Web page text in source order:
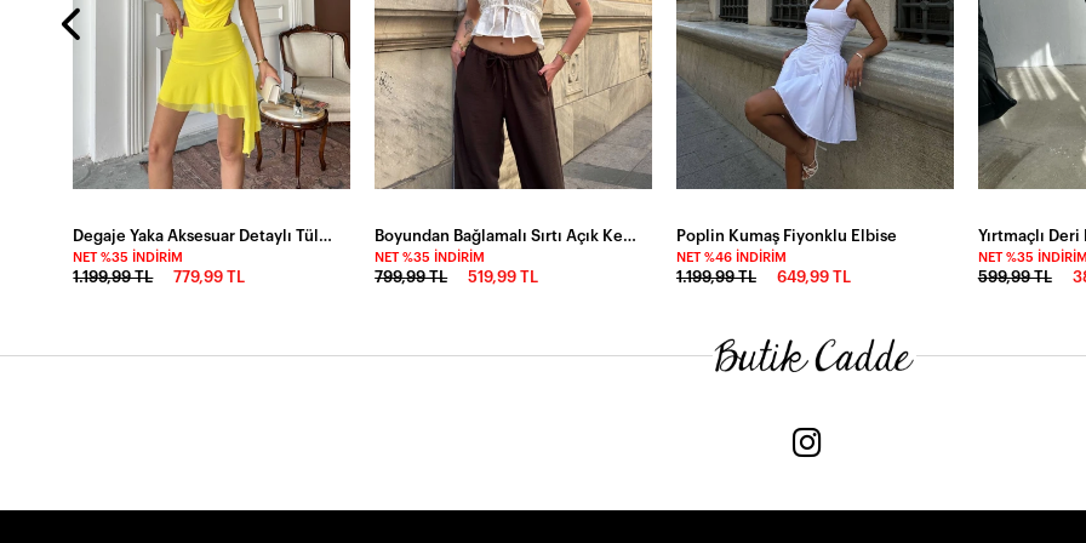
Degaje Yaka Aksesuar Detaylı Tül Kumaş Elbise
NET %35 İNDIRIM
1.199,99 TL 779,99 TL
Boyundan Bağlamalı Sırtı Açık Keten Bluz
NET %35 İNDIRIM
799,99 TL 519,99 TL
Poplin Kumaş Fiyonklu Elbise
NET %46 İNDIRIM
1.199,99 TL 649,99 TL
Yırtmaçlı Deri
NET %35
599,99 TL